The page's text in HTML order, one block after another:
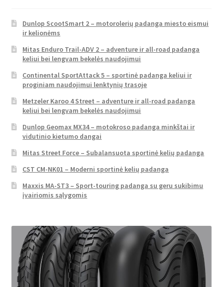
Dunlop ScootSmart 2 – motorolerių padanga miesto eismui
ir kelionėms
Mitas Enduro Trail-ADV 2 – adventure ir all-road padanga
keliui bei lengvam bekelės naudojimui
Continental SportAttack 5 – sportinė padanga keliui ir
proginiam naudojimui lenktynių trasoje
Metzeler Karoo 4 Street – adventure ir all-road padanga
keliui bei lengvam bekelės naudojimui
Dunlop Geomax MX34 – motokroso padanga minkštai ir
vidutinio kietumo dangai
Mitas Street Force – Subalansuota sportinė kelių padanga
CST CM-NK01 – Moderni sportinė kelių padanga
Maxxis MA-ST3 – Sport-touring padanga su geru sukibimu
įvairiomis sąlygomis